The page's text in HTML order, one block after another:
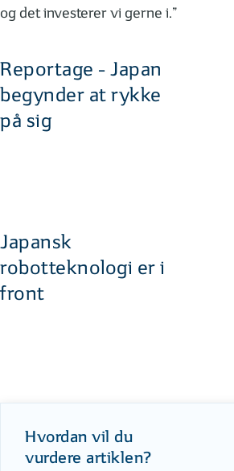
og det investerer vi gerne i.”
Reportage - Japan
begynder at rykke
på sig
Japansk
robotteknologi er i
front
Hvordan vil du
vurdere artiklen?